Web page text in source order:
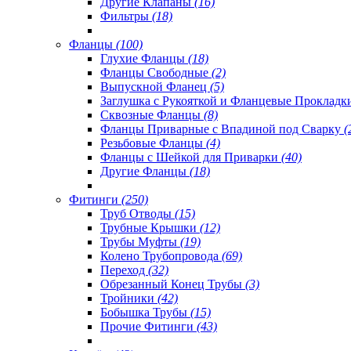
Фильтры (18)
Фланцы (100)
Глухие Фланцы (18)
Фланцы Свободные (2)
Выпускной Фланец (5)
Заглушка с Рукояткой и Фланцевые
Сквозные Фланцы (8)
Фланцы Приварные с Впадиной под Сварку
Резьбовые Фланцы (4)
Фланцы с Шейкой для Приварки (40)
Другие Фланцы (18)
Фитинги (250)
Труб Отводы (15)
Трубные Крышки (12)
Трубы Муфты (19)
Колено Трубопровода (69)
Переход (32)
Обрезанный Конец Трубы (3)
Тройники (42)
Бобышка Трубы (15)
Прочие Фитинги (43)